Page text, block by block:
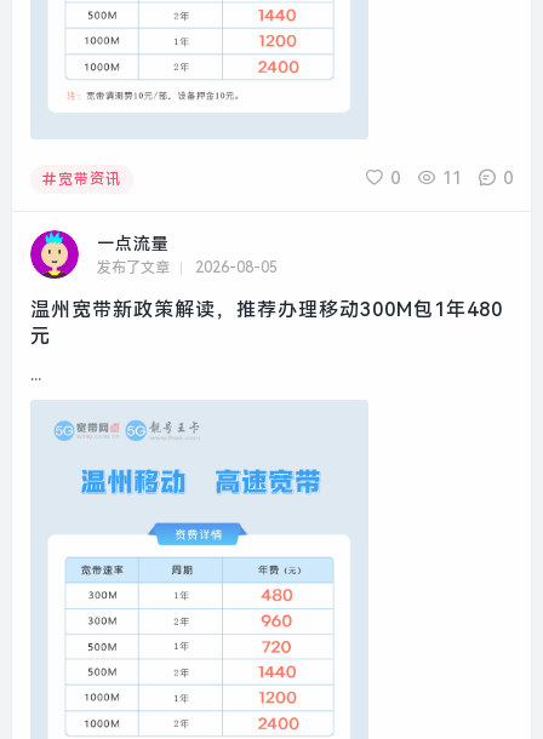
宽带资讯 0 11 0
一点流量
发布了文章 2026-08-05
温州宽带新政策解读，推荐办理移动300M包1年480
元
...